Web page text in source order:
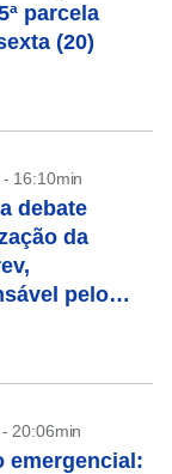
parcela
(20)
16:10min
debate
da
pelo
20:06min
emergencial: